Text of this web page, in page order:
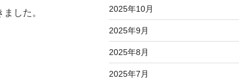
した。 2025年10月
2025年9月
2025年8月
2025年7月